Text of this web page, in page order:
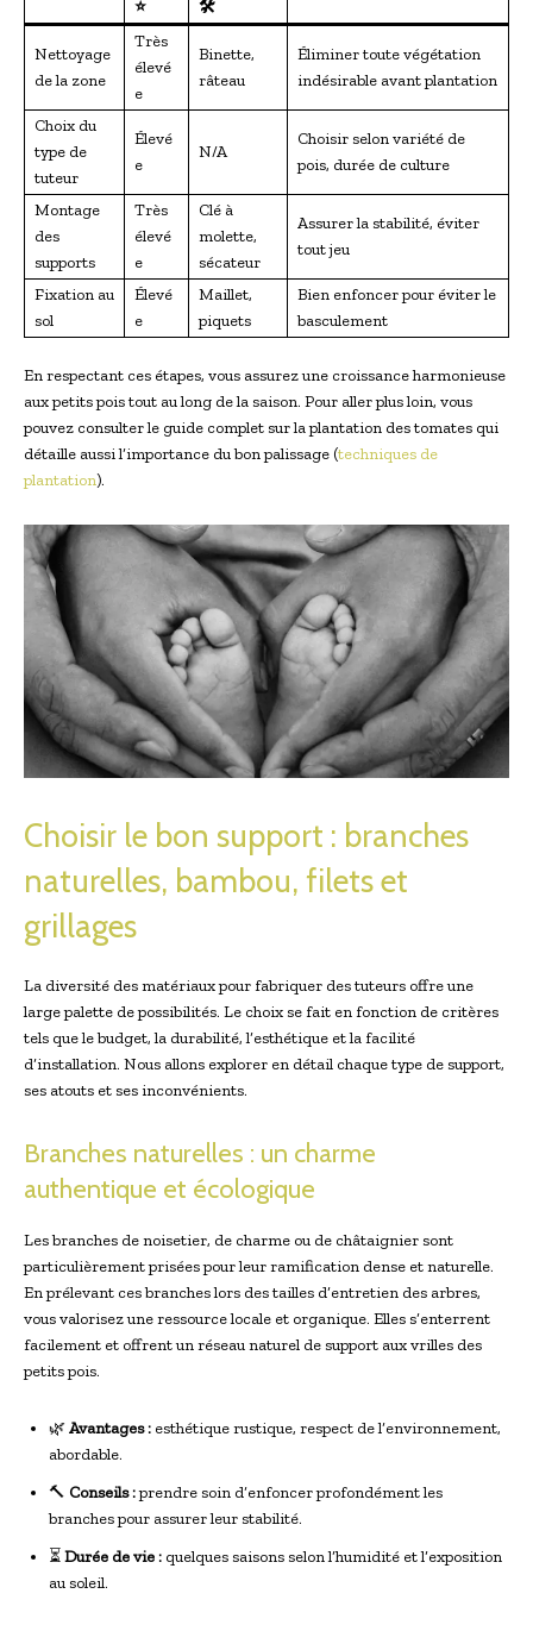
⭐
🛠
Nettoyage
de la zone
Très
élevé
e
Binette,
râteau
Éliminer toute végétation
indésirable avant plantation
Choix du
type de
tuteur
Élevé
e
N/A
Choisir selon variété de
pois, durée de culture
Montage
des
supports
Très
élevé
e
Clé à
molette,
sécateur
Assurer la stabilité, éviter
tout jeu
Fixation au
sol
Élevé
e
Maillet,
piquets
Bien enfoncer pour éviter le
basculement
En respectant ces étapes, vous assurez une croissance harmonieuse
aux petits pois tout au long de la saison. Pour aller plus loin, vous
pouvez consulter le guide complet sur la plantation des tomates qui
détaille aussi l’importance du bon palissage (techniques de
plantation).
Choisir le bon support : branches
naturelles, bambou, filets et
grillages
La diversité des matériaux pour fabriquer des tuteurs offre une
large palette de possibilités. Le choix se fait en fonction de critères
tels que le budget, la durabilité, l’esthétique et la facilité
d’installation. Nous allons explorer en détail chaque type de support,
ses atouts et ses inconvénients.
Branches naturelles : un charme
authentique et écologique
Les branches de noisetier, de charme ou de châtaignier sont
particulièrement prisées pour leur ramification dense et naturelle.
En prélevant ces branches lors des tailles d’entretien des arbres,
vous valorisez une ressource locale et organique. Elles s’enterrent
facilement et offrent un réseau naturel de support aux vrilles des
petits pois.
🌿 Avantages : esthétique rustique, respect de l’environnement,
abordable.
🔨 Conseils :prendre soin d’enfoncer profondément les
branches pour assurer leur stabilité.
⏳Durée de vie : quelques saisons selon l’humidité et l’exposition
au soleil.